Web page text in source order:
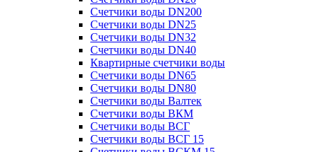
Счетчики воды DN200
Счетчики воды DN25
Счетчики воды DN32
Счетчики воды DN40
Квартирные счетчики воды
Счетчики воды DN65
Счетчики воды DN80
Счетчики воды Валтек
Счетчики воды ВКМ
Счетчики воды ВСГ
Счетчики воды ВСГ 15